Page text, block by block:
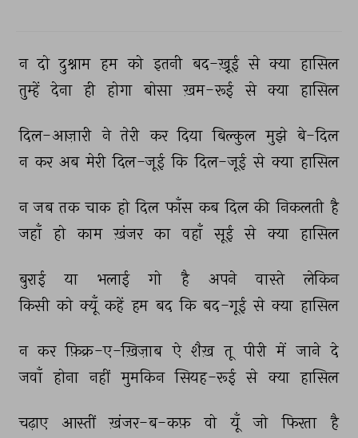
न दो दुश्नाम हम को इतनी बद-ख़़ूई से क्या हासिल
तुम्हें देना ही होगा बोसा ख़म-रूई से क्या हासिल
दिल-आज़ारी ने तेरी कर दिया बिल्कुल मुझे बे-दिल
न कर अब मेरी दिल-जूई कि दिल-जूई से क्या हासिल
न जब तक चाक हो दिल फाँस कब दिल की निकलती है
जहाँ हो काम ख़ंजर का वहाँ सूई से क्या हासिल
बुराई या भलाई गो है अपने वास्ते
लेकिन
किसी को क्यूँ कहें हम बद कि बद-गूई से क्या हासिल
न कर फ़िक्र-ए-ख़िज़ाब ऐ शैख़ तू पीरी में जाने दे
जवाँ होना नहीं मुमकिन सियह-रूई से क्या हासिल
चढ़ाए आस्तीं ख़ंजर-ब-कफ़ वो यूँ जो फिरता
है